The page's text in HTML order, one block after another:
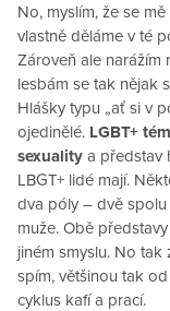
No, myslím, že se
vlastně děláme v té
Zároveň ale narážím
lesbám se tak nějak
Hlášky typu „ať si v
ojedinělé. LGBT+
sexuality a představ
LBGT+ lidé mají.
dva póly – dvě
muže. Obě
jiném smyslu. No
spím, většinou tak
cyklus kafí a prací.